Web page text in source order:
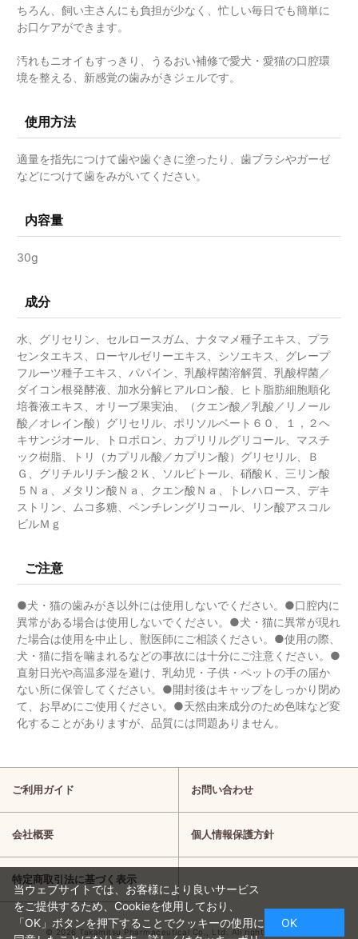
ちろん、飼い主さんにも負担が少なく、忙しい毎日でも簡単に
お口ケアができます。
汚れもニオイもすっきり、うるおい補修で愛犬・愛猫の口腔環
境を整える、新感覚の歯みがきジェルです。
使用方法
適量を指先につけて歯や歯ぐきに塗ったり、歯ブラシやガーゼ
などにつけて歯をみがいてください。
内容量
30g
成分
水、グリセリン、セルロースガム、ナタマメ種子エキス、プラ
センタエキス、ローヤルゼリーエキス、シソエキス、グレープ
フルーツ種子エキス、パパイン、乳酸桿菌溶解質、乳酸桿菌／
ダイコン根発酵液、加水分解ヒアルロン酸、ヒト脂肪細胞順化
培養液エキス、オリーブ果実油、（クエン酸／乳酸／リノール
酸／オレイン酸）グリセリル、ポリソルベート６０、１，２ヘ
キサンジオール、トロポロン、カプリリルグリコール、マスチ
ック樹脂、トリ（カプリル酸／カプリン酸）グリセリル、Ｂ
Ｇ、グリチルリチン酸２Ｋ、ソルビトール、硝酸Ｋ、三リン酸
５Ｎａ、メタリン酸Ｎａ、クエン酸Ｎａ、トレハロース、デキ
ストリン、ムコ多糖、ペンチレングリコール、リン酸アスコル
ビルＭｇ
ご注意
●犬・猫の歯みがき以外には使用しないでください。●口腔内に
異常がある場合は使用しないでください。●犬・猫に異常が現れ
た場合は使用を中止し、獣医師にご相談ください。●使用の際、
犬・猫に指を噛まれるなどの事故には十分にご注意ください。●
直射日光や高温多湿を避け、乳幼児・子供・ペットの手の届か
ない所に保管してください。●開封後はキャップをしっかり閉め
て、お早めにご使用ください。●天然由来成分のため色味など変
化することがありますが、品質には問題ありません。
ご利用ガイド お問い合わせ
会社概要 個人情報保護方針
特定商取引法に基づく表示
© 2026 Takamitsu Pharmaceutical Co., Ltd. All rights Reserved.
当ウェブサイトでは、お客様により良いサービス
をご提供するため、Cookieを使用しており、
「OK」ボタンを押下することでクッキーの使用に
OK